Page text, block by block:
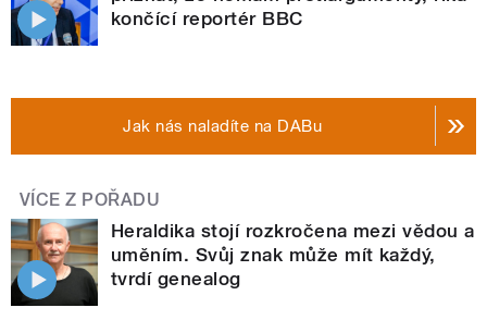
končící reportér BBC
Jak nás naladíte na DABu
VÍCE Z POŘADU
Heraldika stojí rozkročena mezi vědou a
uměním. Svůj znak může mít každý,
tvrdí genealog